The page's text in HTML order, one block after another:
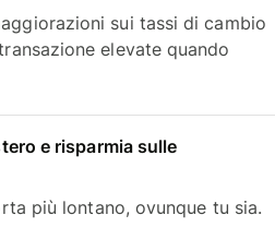
sui tassi di cambio
elevate quando
e risparmia sulle
più lontano, ovunque tu sia.